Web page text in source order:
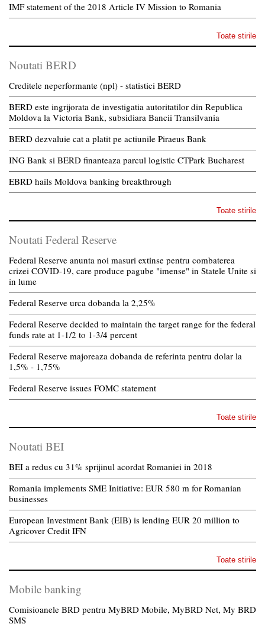
IMF statement of the 2018 Article IV Mission to Romania
Toate stirile
Noutati BERD
Creditele neperformante (npl) - statistici BERD
BERD este ingrijorata de investigatia autoritatilor din Republica
Moldova la Victoria Bank, subsidiara Bancii Transilvania
BERD dezvaluie cat a platit pe actiunile Piraeus Bank
ING Bank si BERD finanteaza parcul logistic CTPark Bucharest
EBRD hails Moldova banking breakthrough
Toate stirile
Noutati Federal Reserve
Federal Reserve anunta noi masuri extinse pentru combaterea
crizei COVID-19, care produce pagube "imense" in Statele Unite si
in lume
Federal Reserve urca dobanda la 2,25%
Federal Reserve decided to maintain the target range for the federal
funds rate at 1-1/2 to 1-3/4 percent
Federal Reserve majoreaza dobanda de referinta pentru dolar la
1,5% - 1,75%
Federal Reserve issues FOMC statement
Toate stirile
Noutati BEI
BEI a redus cu 31% sprijinul acordat Romaniei in 2018
Romania implements SME Initiative: EUR 580 m for Romanian
businesses
European Investment Bank (EIB) is lending EUR 20 million to
Agricover Credit IFN
Toate stirile
Mobile banking
Comisioanele BRD pentru MyBRD Mobile, MyBRD Net, My BRD
SMS